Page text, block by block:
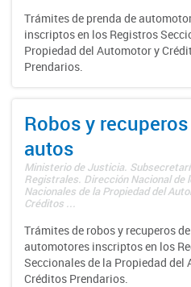
Trámites de prenda de
inscriptos en los Registros
Propiedad del Automotor y
Prendarios.
Robos y
autos
Ministerio de Justicia.
Registrales. Dirección Nacional de
Nacionales de la Propiedad del
Créditos ...
Trámites de robos y recuperos de
automotores inscriptos en los
Seccionales de la Propiedad del
Créditos Prendarios.